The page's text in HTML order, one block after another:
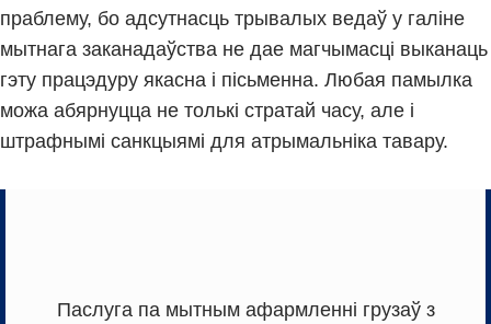
праблему, бо адсутнасць трывалых ведаў у галіне
мытнага заканадаўства не дае магчымасці выканаць
гэту працэдуру якасна і пісьменна. Любая памылка
можа абярнуцца не толькі стратай часу, але і
штрафнымі санкцыямі для атрымальніка тавару.
Паслуга па мытным афармленні грузаў з